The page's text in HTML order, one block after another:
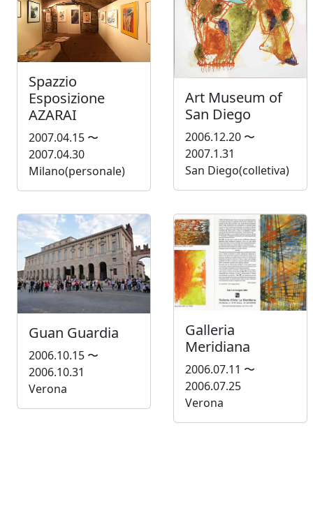
Spazzio
Esposizione
AZARAI
2007.04.15 〜
2007.04.30
Milano(personale)
Art Museum of
San Diego
2006.12.20 〜
2007.1.31
San Diego(colletiva)
Guan Guardia
2006.10.15 〜
2006.10.31
Verona
Galleria
Meridiana
2006.07.11 〜
2006.07.25
Verona